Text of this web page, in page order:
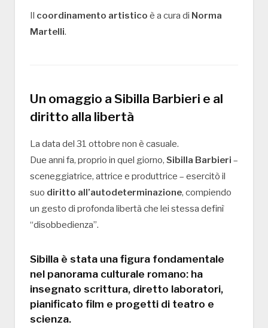
Il coordinamento artistico è a cura di Norma
Martelli.
Un omaggio a Sibilla Barbieri e al
diritto alla libertà
La data del 31 ottobre non è casuale.
Due anni fa, proprio in quel giorno, Sibilla Barbieri –
sceneggiatrice, attrice e produttrice – esercitò il
suo diritto all’autodeterminazione, compiendo
un gesto di profonda libertà che lei stessa definì
“disobbedienza”.
Sibilla è stata una figura fondamentale
nel panorama culturale romano: ha
insegnato scrittura, diretto laboratori,
pianificato film e progetti di teatro e
scienza.